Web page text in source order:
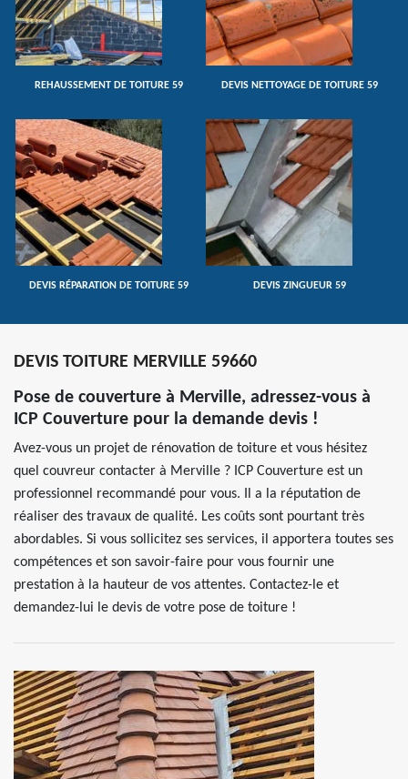
REHAUSSEMENT DE TOITURE 59 DEVIS NETTOYAGE DE TOITURE 59
DEVIS RÉPARATION DE TOITURE 59 DEVIS ZINGUEUR 59
DEVIS TOITURE MERVILLE 59660
Pose de couverture à Merville, adressez-vous à
ICP Couverture pour la demande devis !
Avez-vous un projet de rénovation de toiture et vous hésitez
quel couvreur contacter à Merville ? ICP Couverture est un
professionnel recommandé pour vous. Il a la réputation de
réaliser des travaux de qualité. Les coûts sont pourtant très
abordables. Si vous sollicitez ses services, il apportera toutes ses
compétences et son savoir-faire pour vous fournir une
prestation à la hauteur de vos attentes. Contactez-le et
demandez-lui le devis de votre pose de toiture !